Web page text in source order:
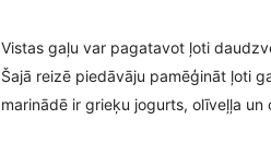
Vistas gaļu var pagatavot ļoti
Šajā reizē piedāvāju pamēģināt ļoti
marinādē ir grieķu jogurts, olīveļļa un